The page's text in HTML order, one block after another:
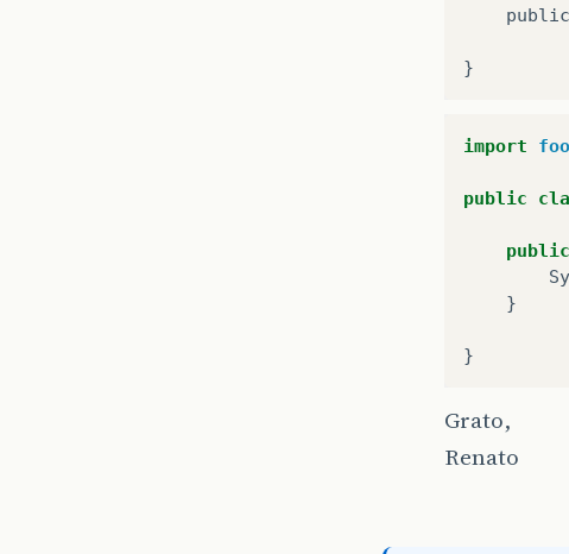
public
}
import
public
public
}
}
Grato,
Renato